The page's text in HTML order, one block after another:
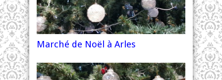
Marché de Noël à Arles